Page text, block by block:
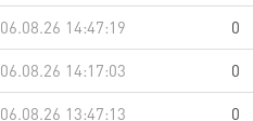
06.08.26 14:47:19
0
06.08.26 14:17:03
0
06.08.26 13:47:13
0